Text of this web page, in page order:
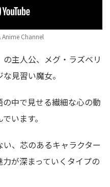
Anime Channel
主人公、メグ・ラズベリ
見習い魔女。
中で見せる繊細な心の動
います。
い、芯のあるキャラクター
が深まっていくタイプの